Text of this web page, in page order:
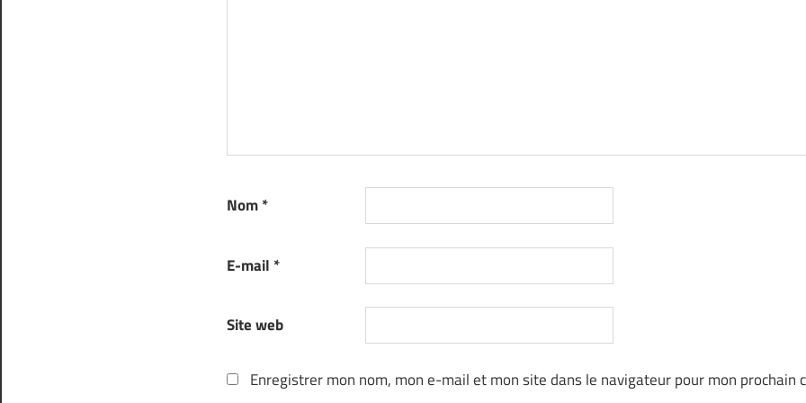
Nom*
E-mail *
Site web
Enregistrer mon nom, mon e-mail et mon site dans le navigateur pour mon prochain